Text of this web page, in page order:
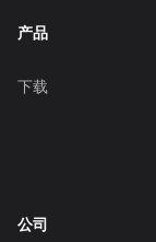
产品
下载
公司